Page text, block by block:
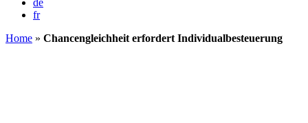
de
fr
Home » Chancengleichheit erfordert Individualbesteuerung